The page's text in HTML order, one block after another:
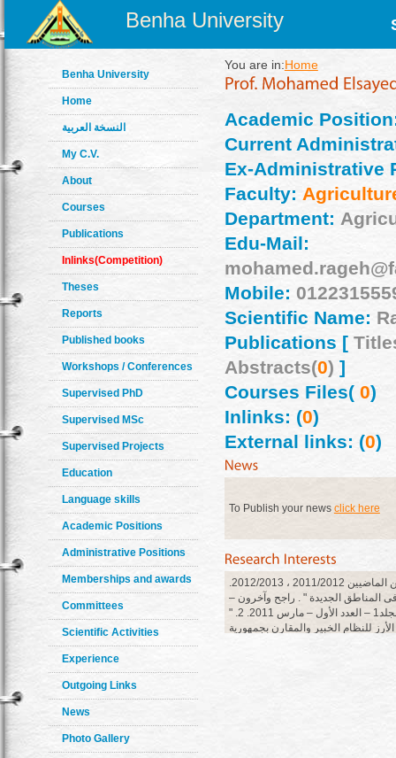
Benha University
Benha University
Home
النسخة العربية
My C.V.
About
Courses
Publications
Inlinks(Competition)
Theses
Reports
Published books
Workshops / Conferences
Supervised PhD
Supervised MSc
Supervised Projects
Education
Language skills
Academic Positions
Administrative Positions
Memberships and awards
Committees
Scientific Activities
Experience
Outgoing Links
News
Photo Gallery
You are in:Home
Academic
Current
Ex-Administrative
Faculty:
Department:
Edu-Mail:
Mobile:
Scientific Name:
Publications [
Abstracts(0) ]
Courses Files(0)
Inlinks: (0)
External links: (0)
To Publish your news click here
البحوث العلمية التى تم نشرها فى العامين الماضيين 2011/2012 ، 2012/2013.
فى المناطق الجديدة " . راجح وآخرون –
المجلة المصرية للاقتصاد الزراعى – المجلد1 – العدد الأول – مارس 2011. 2. "
للنظام الخبير والمقارن بجمهورية